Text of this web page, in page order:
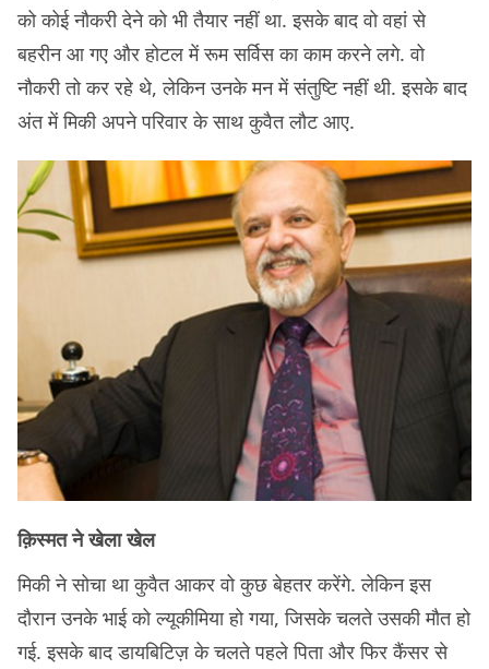
को कोई नौकरी देने को भी तैयार नहीं था. इसके बाद वो वहां से
बहरीन आ गए और होटल में रूम सर्विस का काम करने लगे. वो
नौकरी तो कर रहे थे, लेकिन उनके मन में संतुष्टि नहीं थी. इसके बाद
अंत में मिकी अपने परिवार के साथ कुवैत लौट आए.
क़िस्मत ने खेला खेल
मिकी ने सोचा था कुवैत आकर वो कुछ बेहतर करेंगे. लेकिन इस
दौरान उनके भाई को ल्यूकीमिया हो गया, जिसके चलते उसकी मौत हो
गई. इसके बाद डायबिटिज़ के चलते पहले पिता और फिर कैंसर से